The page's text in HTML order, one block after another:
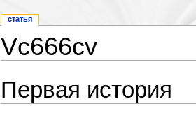
Vc666cv
Первая история
статья